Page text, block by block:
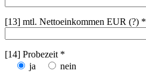
[13] mtl. Nettoeinkommen EUR (?) *
[14] Probezeit *
ja
nein